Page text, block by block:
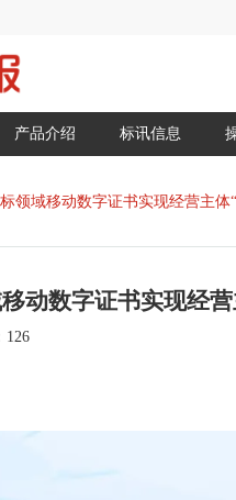
产品介绍 标讯信息
领域移动数字证书实现经营主体
动数字证书实现经
126